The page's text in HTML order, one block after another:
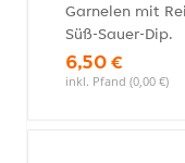
Garnelen mit
Süß-Sauer-Dip.
6,50 €
inkl. Pfand (0,00 €)